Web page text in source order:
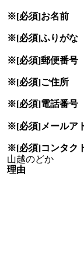
※[必須]お名前
※[必須]ふりがな
※[必須]郵便番号
※[必須]ご住所
※[必須]電話番号
※[必須]メールア
※[必須]コンタク
理由